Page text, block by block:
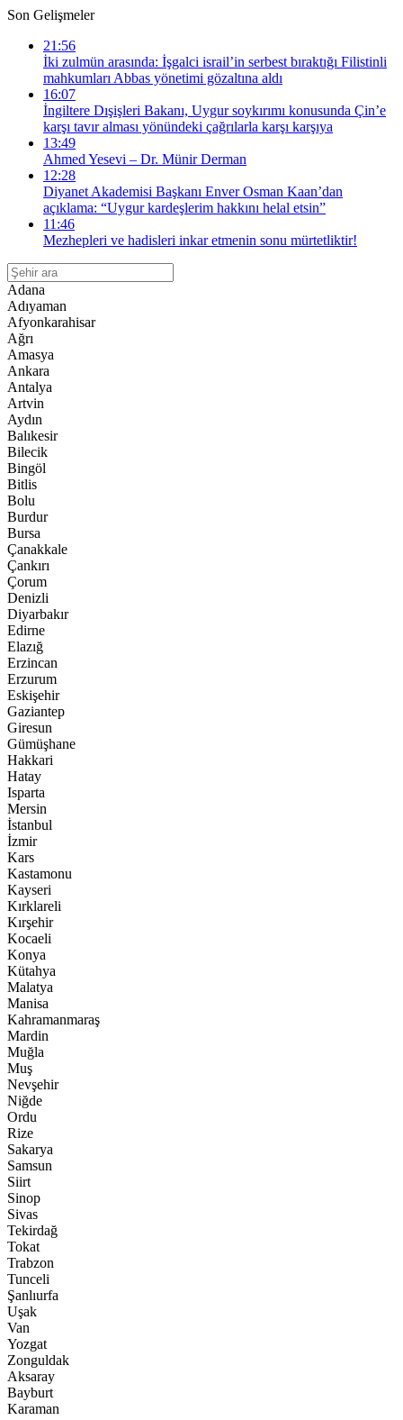
Son Gelişmeler
21:56
İki zulmün arasında: İşgalci israil’in serbest bıraktığı Filistinli
mahkumları Abbas yönetimi gözaltına aldı
16:07
İngiltere Dışişleri Bakanı, Uygur soykırımı konusunda Çin’e
karşı tavır alması yönündeki çağrılarla karşı karşıya
13:49
Ahmed Yesevi – Dr. Münir Derman
12:28
Diyanet Akademisi Başkanı Enver Osman Kaan’dan
açıklama: “Uygur kardeşlerim hakkını helal etsin”
11:46
Mezhepleri ve hadisleri inkar etmenin sonu mürtetliktir!
Adana
Adıyaman
Afyonkarahisar
Ağrı
Amasya
Ankara
Antalya
Artvin
Aydın
Balıkesir
Bilecik
Bingöl
Bitlis
Bolu
Burdur
Bursa
Çanakkale
Çankırı
Çorum
Denizli
Diyarbakır
Edirne
Elazığ
Erzincan
Erzurum
Eskişehir
Gaziantep
Giresun
Gümüşhane
Hakkari
Hatay
Isparta
Mersin
İstanbul
İzmir
Kars
Kastamonu
Kayseri
Kırklareli
Kırşehir
Kocaeli
Konya
Kütahya
Malatya
Manisa
Kahramanmaraş
Mardin
Muğla
Muş
Nevşehir
Niğde
Ordu
Rize
Sakarya
Samsun
Siirt
Sinop
Sivas
Tekirdağ
Tokat
Trabzon
Tunceli
Şanlıurfa
Uşak
Van
Yozgat
Zonguldak
Aksaray
Bayburt
Karaman